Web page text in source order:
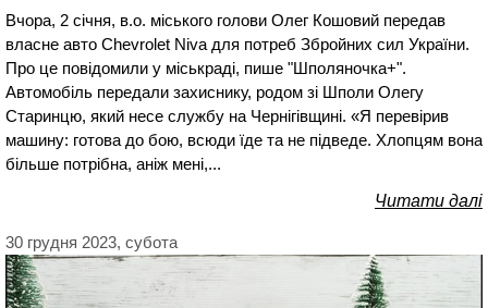
Вчора, 2 січня, в.о. міського голови Олег Кошовий передав
власне авто Chevrolet Niva для потреб Збройних сил України.
Про це повідомили у міськраді, пише "Шполяночка+".
Автомобіль передали захиснику, родом зі Шполи Олегу
Старинцю, який несе службу на Чернігівщині. «Я перевірив
машину: готова до бою, всюди їде та не підведе. Хлопцям вона
більше потрібна, аніж мені,...
Читати далі
30 грудня 2023, субота